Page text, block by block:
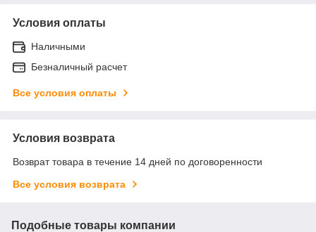
Условия оплаты
Наличными
Безналичный расчет
Все условия оплаты
Условия возврата
Возврат товара в течение 14 дней по договоренности
Все условия возврата
Подобные товары компании